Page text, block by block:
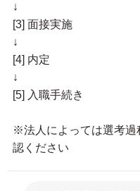
↓
[3] 面接実施
↓
[4] 内定
↓
[5] 入職手続き
※法人によっては選考過
認ください